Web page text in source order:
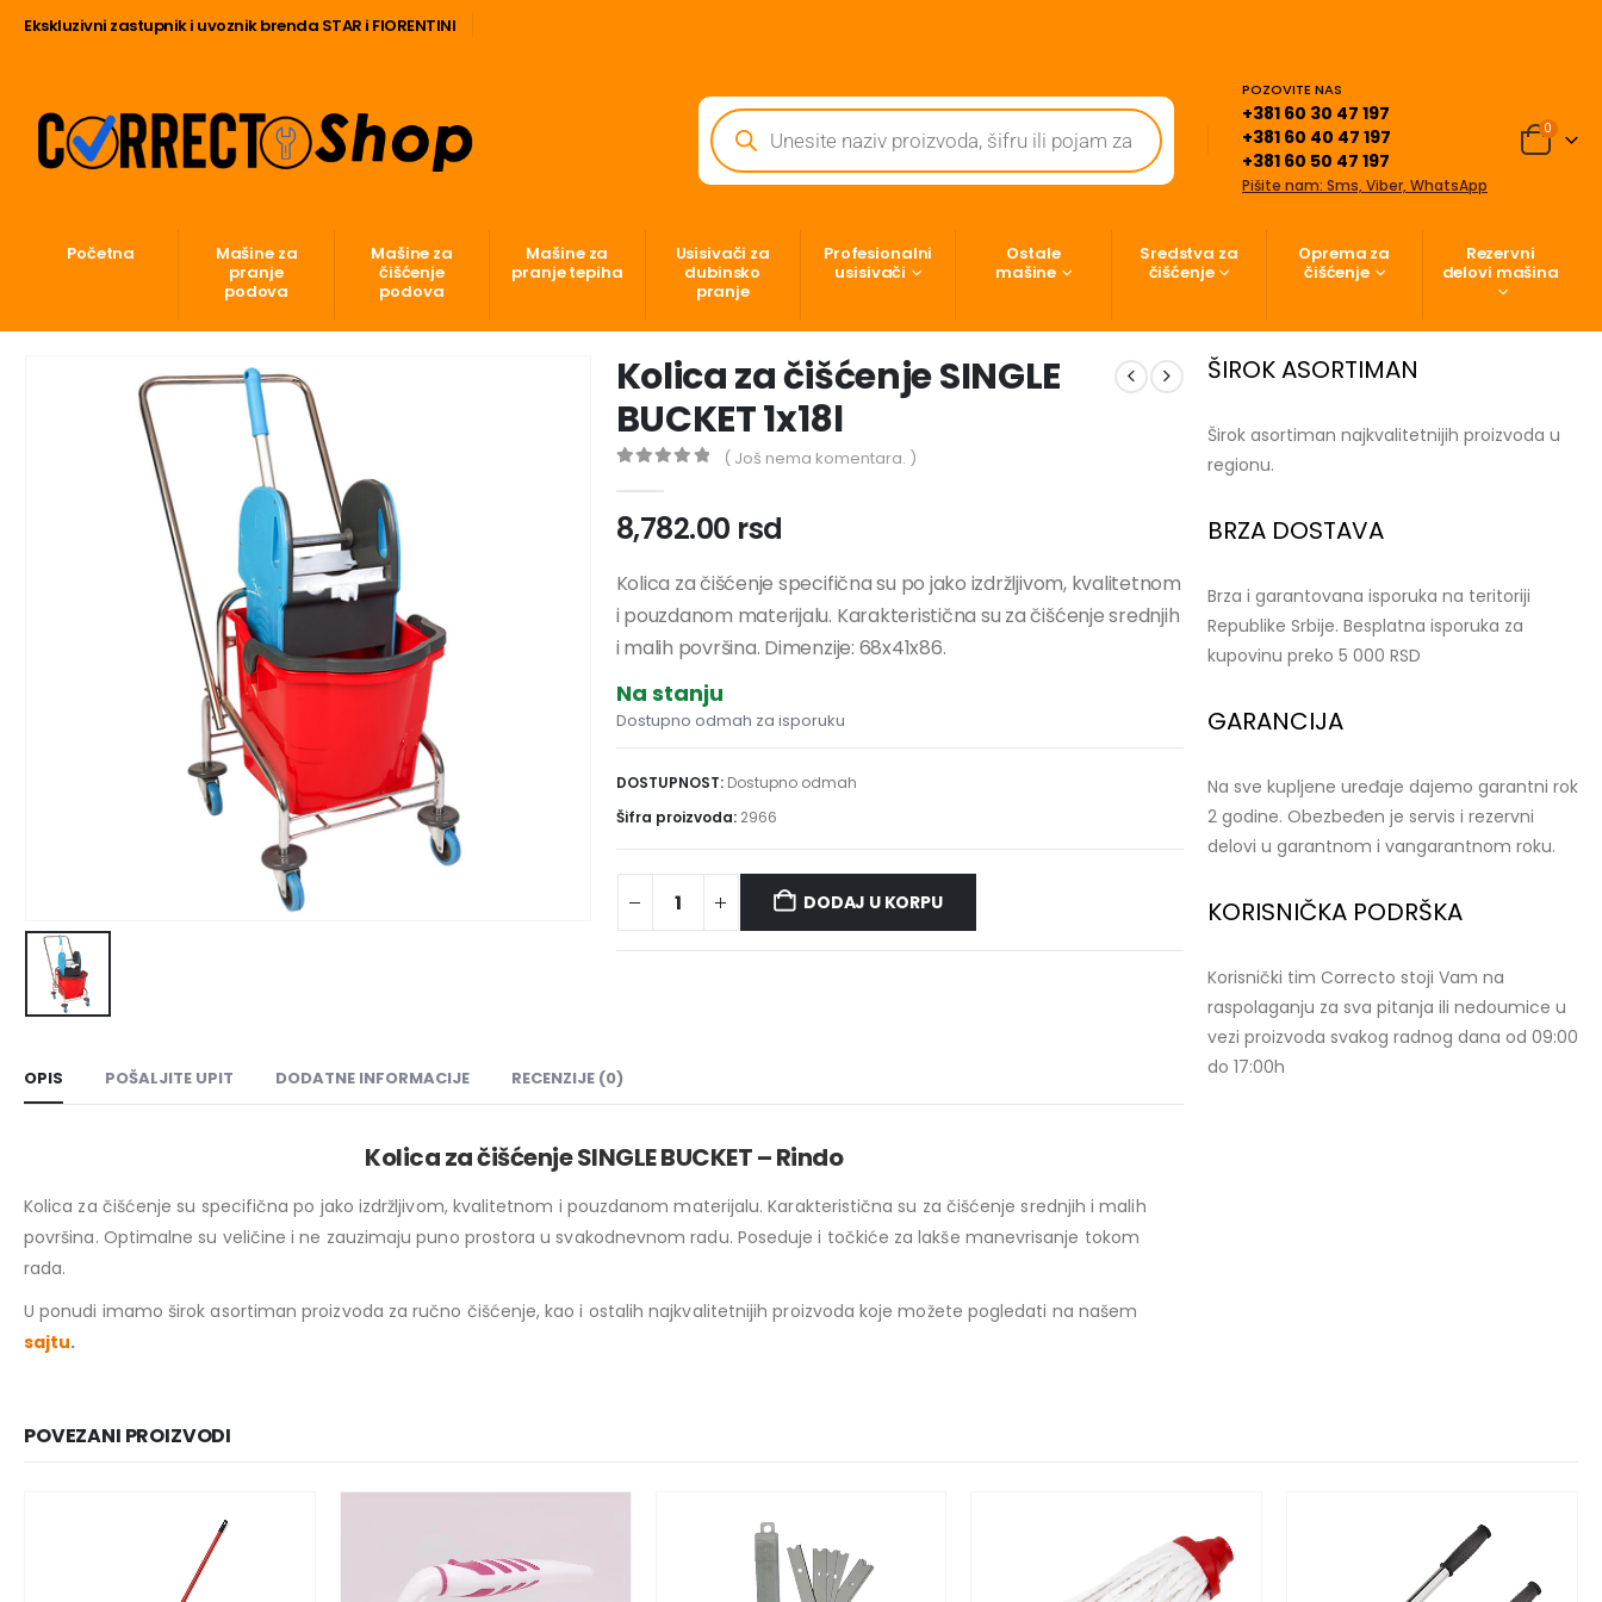
Ekskluzivni zastupnik i uvoznik brenda STAR i FIORENTINI
POZOVITE NAS
+381 60 30 47 197
+381 60 40 47 197
+381 60 50 47 197
Pišite nam: Sms, Viber, WhatsApp
0
Početna
Mašine za
pranje
podova
Mašine za
čišćenje
podova
Mašine za
pranje tepiha
Usisivači za
dubinsko
pranje
Profesionalni
usisivači
Ostale
mašine
Sredstva za
čišćenje
Oprema za
čišćenje
Rezervni
delovi mašina
Kolica za čišćenje SINGLE
BUCKET 1x18l
( Još nema komentara. )
8,782.00 rsd
Kolica za čišćenje specifična su po jako izdržljivom, kvalitetnom
i pouzdanom materijalu. Karakteristična su za čišćenje srednjih
i malih površina. Dimenzije: 68x41x86.
Na stanju
Dostupno odmah za isporuku
DOSTUPNOST: Dostupno odmah
Šifra proizvoda: 2966
DODAJ U KORPU
OPIS POŠALJITE UPIT DODATNE INFORMACIJE RECENZIJE (0)
Kolica za čišćenje SINGLE BUCKET – Rindo
Kolica za čišćenje su specifična po jako izdržljivom, kvalitetnom i pouzdanom materijalu. Karakteristična su za čišćenje srednjih i malih
površina. Optimalne su veličine i ne zauzimaju puno prostora u svakodnevnom radu. Poseduje i točkiće za lakše manevrisanje tokom
rada.
U ponudi imamo širok asortiman proizvoda za ručno čišćenje, kao i ostalih najkvalitetnijih proizvoda koje možete pogledati na našem
sajtu.
ŠIROK ASORTIMAN
Širok asortiman najkvalitetnijih proizvoda u
regionu.
BRZA DOSTAVA
Brza i garantovana isporuka na teritoriji
Republike Srbije. Besplatna isporuka za
kupovinu preko 5 000 RSD
GARANCIJA
Na sve kupljene uređaje dajemo garantni rok
2 godine. Obezbeđen je servis i rezervni
delovi u garantnom i vangarantnom roku.
KORISNIČKA PODRŠKA
Korisnički tim Correcto stoji Vam na
raspolaganju za sva pitanja ili nedoumice u
vezi proizvoda svakog radnog dana od 09:00
do 17:00h
POVEZANI PROIZVODI